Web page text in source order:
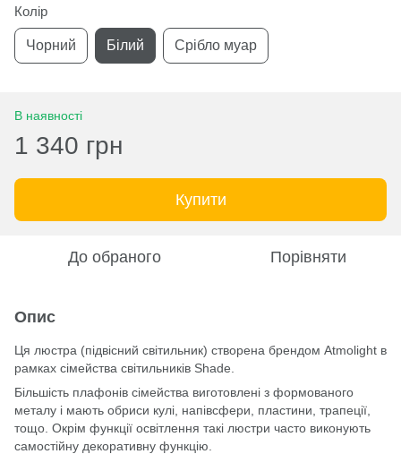
Колір
Чорний Білий Срібло муар
В наявності
1 340 грн
Купити
До обраного Порівняти
Опис
Ця люстра (підвісний світильник) створена брендом Atmolight в
рамках сімейства світильників Shade.
Більшість плафонів сімейства виготовлені з формованого
металу і мають обриси кулі, напівсфери, пластини, трапеції,
тощо. Окрім функції освітлення такі люстри часто виконують
самостійну декоративну функцію.